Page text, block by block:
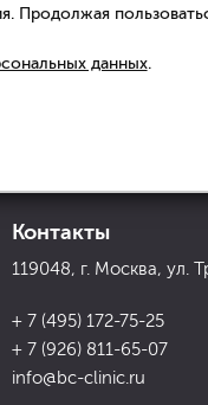
Контакты
119048, г. Москва, ул.
+ 7 (495) 172-75-25
+ 7 (926) 811-65-07
info@bc-clinic.ru
Продолжая
данных.